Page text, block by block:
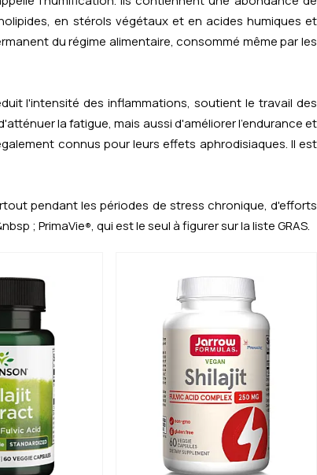
en stérols végétaux et en acides humiques et
du régime alimentaire, consommé même par les
l'intensité des inflammations, soutient le travail des
la fatigue, mais aussi d'améliorer l'endurance et
connus pour leurs effets aphrodisiaques. Il est
pendant les périodes de stress chronique, d'efforts
; PrimaVie® , qui est le seul à figurer sur la liste GRAS.